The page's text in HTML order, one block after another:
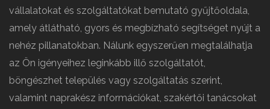
vállalatokat és szolgáltatókat bemutató gyűjtőoldala,
amely átlátható, gyors és megbízható segítséget nyújt a
nehéz pillanatokban. Nálunk egyszerűen megtalálhatja
az Ön igényeihez leginkább illő szolgáltatót,
böngészhet település vagy szolgáltatás szerint,
valamint naprakész információkat, szakértői tanácsokat